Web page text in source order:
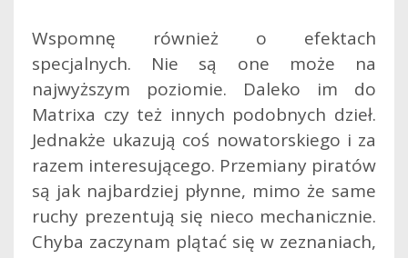
Wspomnę również o efektach
specjalnych. Nie są one może na
najwyższym poziomie. Daleko im do
Matrixa czy też innych podobnych dzieł.
Jednakże ukazują coś nowatorskiego i za
razem interesującego. Przemiany piratów
są jak najbardziej płynne, mimo że same
ruchy prezentują się nieco mechanicznie.
Chyba zaczynam plątać się w zeznaniach,